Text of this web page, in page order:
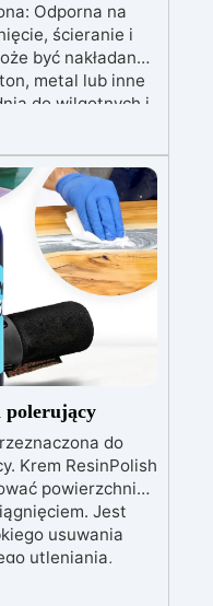
Odporna na
ścieranie i
być nakładana
metal lub inne
do wilgotnych i
Specjalna
wymagających
i
Dostępna w
wykończeniem w
warstwie.
podłóg, parkingów,
na odpowiednio
Zgodność i
UE nr
zgodnie z normą
Deklaracją
(DoP).
polerujący
do
Krem ResinPolish
powierzchnie
Jest
usuwania
utleniania,
i innych drobnych